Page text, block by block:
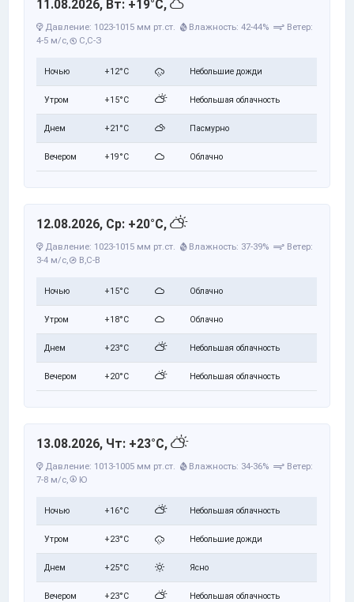
11.08.2026, Вт: +19°C,
Давление: 1023-1015 мм рт.ст. Влажность: 42-44%
Ветер:
4-5 м/с,
С,С-З
Ночью +12°C Небольшие дожди
Утром +15°C Небольшая облачность
Днем +21°C Пасмурно
Вечером +19°C Облачно
12.08.2026, Ср: +20°C,
Давление: 1023-1015 мм рт.ст. Влажность: 37-39%
Ветер:
3-4 м/с,
В,С-В
Ночью +15°C Облачно
Утром +18°C Облачно
Днем +23°C Небольшая облачность
Вечером +20°C Небольшая облачность
13.08.2026, Чт: +23°C,
Давление: 1013-1005 мм рт.ст. Влажность: 34-36%
Ветер:
7-8 м/с,
Ю
Ночью +16°C Небольшая облачность
Утром +23°C Небольшие дожди
Днем +25°C Ясно
Вечером +23°C Небольшая облачность